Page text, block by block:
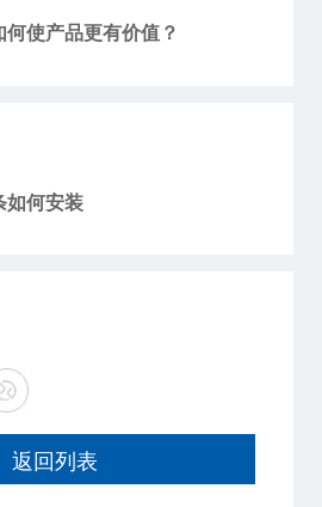
使产品更有价值？
如何安装
返回列表